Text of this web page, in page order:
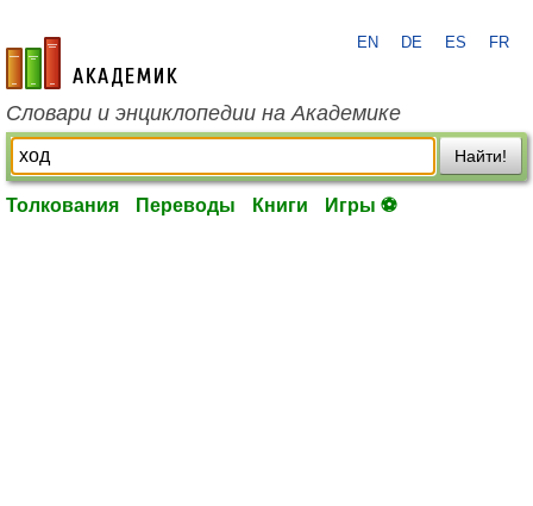
academic.ru
EN DE ES FR
Словари и энциклопедии на Академике
Найти!
Толкования Переводы Книги Игры ⚽